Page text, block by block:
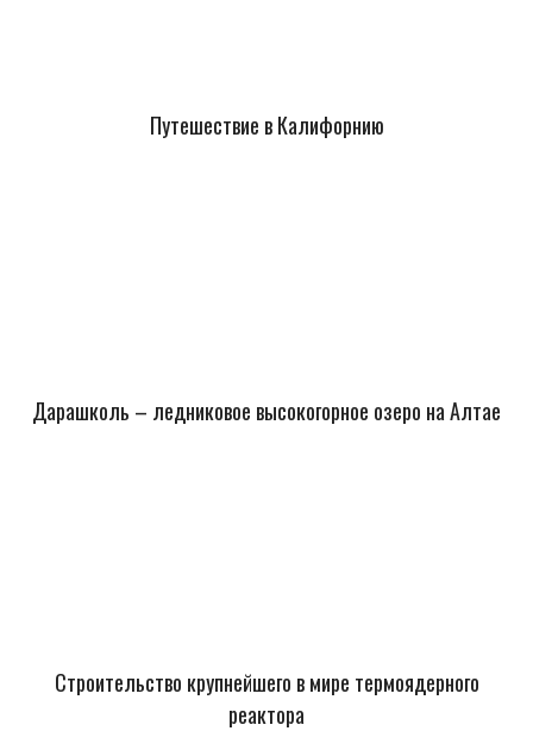
Путешествие в Калифорнию
Дарашколь – ледниковое высокогорное озеро на Алтае
Строительство крупнейшего в мире термоядерного
реактора